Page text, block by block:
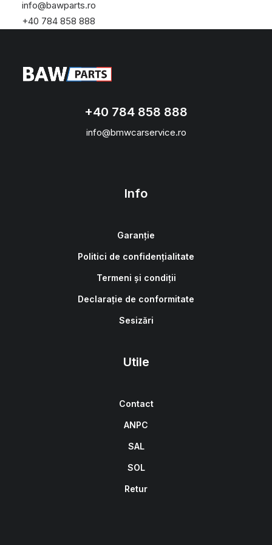
info@bawparts.ro
+40 784 858 888
+40 784 858 888
info@bmwcarservice.ro
Info
Garanție
Politici de confidențialitate
Termeni și condiții
Declarație de conformitate
Sesizări
Utile
Contact
ANPC
SAL
SOL
Retur